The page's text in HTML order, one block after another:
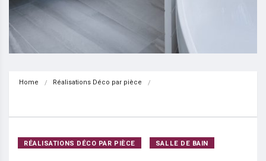
Home Réalisations Déco par pièce
RÉALISATIONS DÉCO PAR PIÈCE SALLE DE BAIN